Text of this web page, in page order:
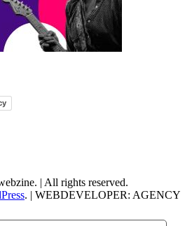
| All rights reserved.
. | WEBDEVELOPER: AGENCY